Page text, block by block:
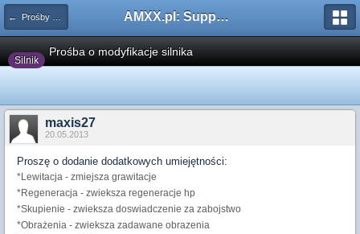
← Prośby o modyfikacje silników/klas/perków AMXX.pl: Support AMX Mod X i SourceMod
Silnik
Prośba o modyfikacje silnika
maxis27
20.05.2013
Proszę o dodanie dodatkowych umiejętności:
*Lewitacja - zmiejsza grawitacje
*Regeneracja - zwieksza regeneracje hp
*Skupienie - zwieksza doswiadczenie za zabojstwo
*Obrażenia - zwieksza zadawane obrazenia